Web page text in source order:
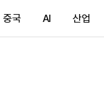
중국 AI 산업